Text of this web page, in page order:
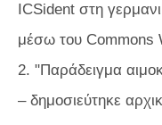
ICSident στη
μέσω του Commons
2. "Παράδειγμα
– δημοσιεύτηκε